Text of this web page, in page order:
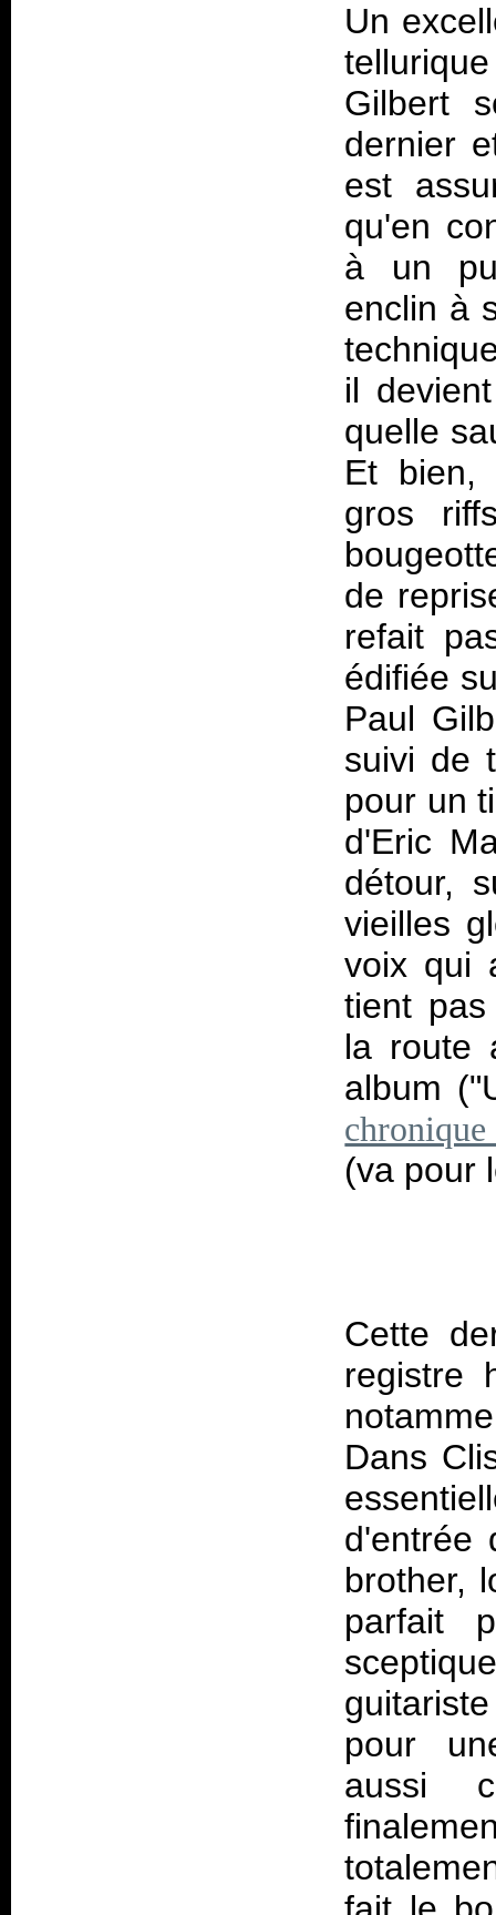
Un
Gilbert
dernier
est
qu'en
à un
enclin à
il
quelle
Et bien,
gros
de
refait
édifiée
Paul
suivi de
pour un
d'Eric
détour,
vieilles
voix qui
tient
la route
album
(va pour
Cette
registre
Dans
d'entrée
brother,
parfait
pour
aussi